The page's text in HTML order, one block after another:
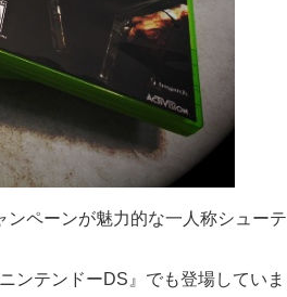
ペーンが魅力的な一人称シューテ
ンテンドーDS』でも登場していま